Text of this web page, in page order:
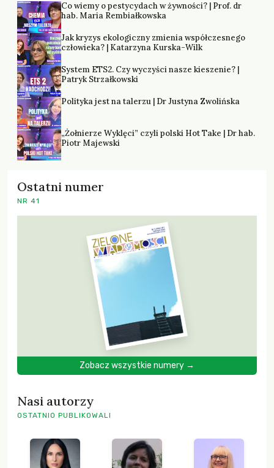
Co wiemy o pestycydach w żywności? | Prof. dr
hab. Maria Rembiałkowska
Jak kryzys ekologiczny zmienia współczesnego
człowieka? | Katarzyna Kurska-Wilk
System ETS2. Czy wyczyści nasze kieszenie? |
Patryk Strzałkowski
Polityka jest na talerzu | Dr Justyna Zwolińska
„Żołnierze Wyklęci” czyli polski Hot Take | Dr hab.
Piotr Majewski
Ostatni numer
NR 41
Zobacz wszystkie numery →
Nasi autorzy
OSTATNIO PUBLIKOWALI